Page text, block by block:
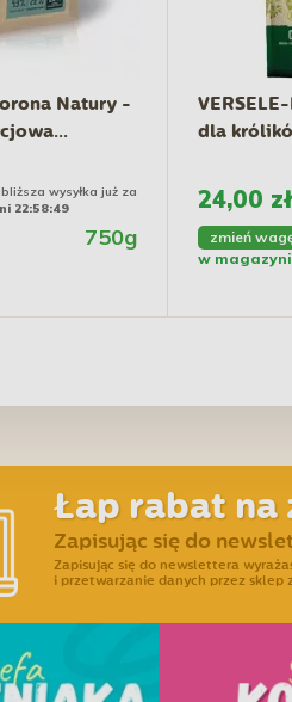
Natury -
wysyłka już za
22:58:48
750g
dla
24,00 zł
zmień
w
Łap rabat na
Zapisując się do
Zapisując się do newslettera
i przetwarzanie danych przez sklep